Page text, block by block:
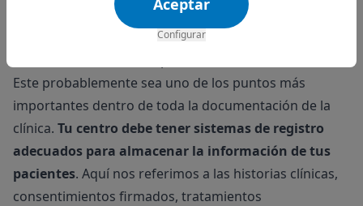
los procedimientos realizados, así como la fecha de
vencimiento de los productos y suministros.
Este probablemente sea uno de los puntos más
importantes dentro de toda la documentación de la
clínica. Tu centro debe tener sistemas de registro
adecuados para almacenar la información de tus
pacientes. Aquí nos referimos a las historias clínicas,
consentimientos firmados, tratamientos
Configurar